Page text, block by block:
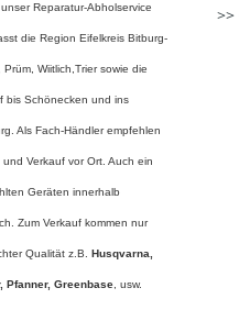
Reparatur-Abholservice
die Region Eifelkreis Bitburg-
Wiitlich,Trier sowie die
bis Schönecken und ins
Als Fach-Händler empfehlen
Verkauf vor Ort. Auch ein
Geräten innerhalb
Zum Verkauf kommen nur
Qualität z.B. Husqvarna,
Pfanner, Greenbase , usw.